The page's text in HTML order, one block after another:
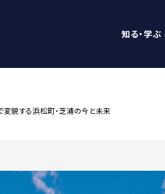
知る・学ぶ
貌する浜松町・芝浦の今と未来